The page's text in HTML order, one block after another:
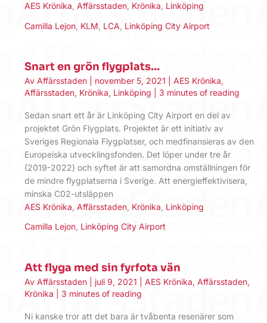
AES Krönika Affärsstaden Krönika Linköping
Camilla Lejon KLM LCA Linköping City Airport
Snart en grön flygplats…
Av Affärsstaden november 5, 2021 AES Krönika,
Affärsstaden, Krönika, Linköping 3 minutes of reading
Sedan snart ett år är Linköping City Airport en del av
projektet Grön Flygplats. Projektet är ett initiativ av
Sveriges Regionala Flygplatser, och medfinansieras av den
Europeiska utvecklingsfonden. Det löper under tre år
(2019-2022) och syftet är att samordna omställningen för
de mindre flygplatserna i Sverige. Att energieffektivisera,
minska C02-utsläppen
AES Krönika Affärsstaden Krönika Linköping
Camilla Lejon Linköping City Airport
Att flyga med sin fyrfota vän
Av Affärsstaden juli 9, 2021 AES Krönika, Affärsstaden,
Krönika
3 minutes of reading
Ni kanske tror att det bara är tvåbenta resenärer som